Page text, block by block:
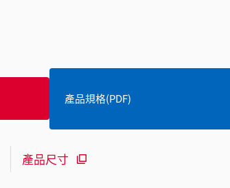
產品規格(PDF)
產品尺寸